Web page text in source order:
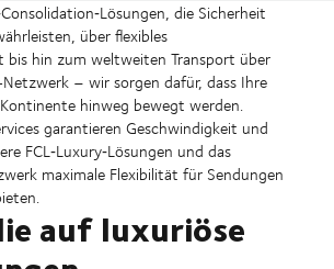
die Sicherheit
über flexibles
bis hin zum weltweiten Transport über
– wir sorgen dafür, dass Ihre
hinweg bewegt werden.
garantieren Geschwindigkeit und
FCL‑Luxury‑Lösungen und das
maximale Flexibilität für Sendungen
auf luxuriöse